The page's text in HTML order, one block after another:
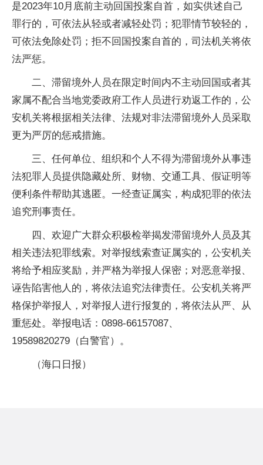
是2023年10月底前主动回国投案自首，如实供述自己
罪行的，可依法从轻或者减轻处罚；犯罪情节较轻的，
可依法免除处罚；拒不回国投案自首的，司法机关将依
法严惩。
二、滞留境外人员在限定时间内不主动回国或者其
家属不配合当地党委政府工作人员进行劝返工作的，公
安机关将根据相关法律、法规对非法滞留境外人员采取
更为严厉的惩戒措施。
三、任何单位、组织和个人不得为滞留境外从事违
法犯罪人员提供隐藏处所、财物、交通工具、假证明等
便利条件帮助其逃匿。一经查证属实，构成犯罪的依法
追究刑事责任。
四、欢迎广大群众积极检举揭发滞留境外人员及其
相关违法犯罪线索。对举报线索查证属实的，公安机关
将给予相应奖励，并严格为举报人保密；对恶意举报、
诬告陷害他人的，将依法追究法律责任。公安机关将严
格保护举报人，对举报人进行报复的，将依法从严、从
重惩处。举报电话：0898-66157087、
19589820279（白警官）。
（海口日报）